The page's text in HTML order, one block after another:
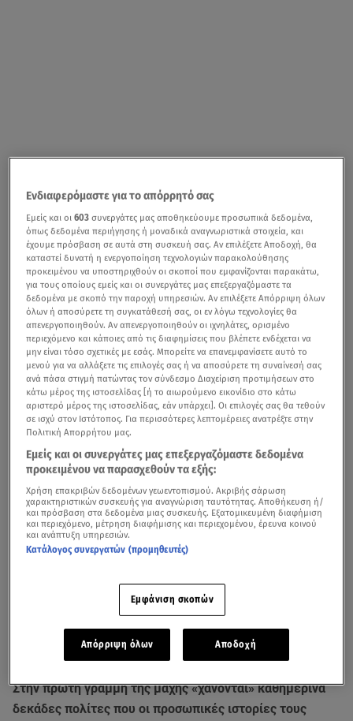
Η «μητέρα ηρωίδα» της Ουκρανίας που σκοτώθηκε στην πρώτη γραμμή -
Βίντεο από το κεντρικό δελτίο ειδήσεων του Star (16/9)
Στην πρώτη γραμμή της μάχης «χάνονται» καθημερινά
δεκάδες πολίτες που οι προσωπικές ιστορίες τους
Ενδιαφερόμαστε για το απόρρητό σας
Εμείς και οι603 συνεργάτες μας αποθηκεύουμε προσωπικά δεδομένα,
όπως δεδομένα περιήγησης ή μοναδικά αναγνωριστικά στοιχεία, και
έχουμε πρόσβαση σε αυτά στη συσκευή σας. Αν επιλέξετε Αποδοχή, θα
καταστεί δυνατή η ενεργοποίηση τεχνολογιών παρακολούθησης
προκειμένου να υποστηριχθούν οι σκοποί που εμφανίζονται παρακάτω,
για τους οποίους εμείς και οι συνεργάτες μας επεξεργαζόμαστε τα
δεδομένα με σκοπό την παροχή υπηρεσιών. Αν επιλέξετε Απόρριψη όλων
όλων ή αποσύρετε τη συγκατάθεσή σας, οι εν λόγω τεχνολογίες θα
απενεργοποιηθούν. Αν απενεργοποιηθούν οι ιχνηλάτες, ορισμένο
περιεχόμενο και κάποιες από τις διαφημίσεις που βλέπετε ενδέχεται να
μην είναι τόσο σχετικές με εσάς. Μπορείτε να επανεμφανίσετε αυτό το
μενού για να αλλάξετε τις επιλογές σας ή να αποσύρετε τη συναίνεσή σας
ανά πάσα στιγμή πατώντας τον σύνδεσμο Διαχείριση προτιμήσεων στο
κάτω μέρος της ιστοσελίδας [ή το αιωρούμενο εικονίδιο στο κάτω
αριστερό μέρος της ιστοσελίδας, εάν υπάρχει]. Οι επιλογές σας θα τεθούν
σε ισχύ στον Ιστότοπος. Για περισσότερες λεπτομέρειες ανατρέξτε στην
Πολιτική Απορρήτου μας.
Εμείς και οι συνεργάτες μας επεξεργαζόμαστε δεδομένα
προκειμένου να παρασχεθούν τα εξής:
Χρήση επακριβών δεδομένων γεωεντοπισμού. Ακριβής σάρωση
χαρακτηριστικών συσκευής για αναγνώριση ταυτότητας. Αποθήκευση ή/
και πρόσβαση στα δεδομένα μιας συσκευής. Εξατομικευμένη διαφήμιση
και περιεχόμενο, μέτρηση διαφήμισης και περιεχομένου, έρευνα κοινού
και ανάπτυξη υπηρεσιών.
Κατάλογος συνεργατών (προμηθευτές)
Εμφάνιση σκοπών
Απόρριψη όλων Αποδοχή